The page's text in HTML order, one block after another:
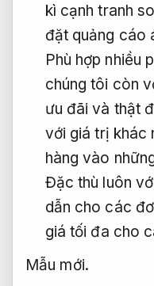
kì cạnh tranh
đặt quảng cáo
Phù hợp nhiều
chúng tôi còn
ưu đãi và thật
với giá trị khác
hàng vào
Đặc thù luôn
dẫn cho các
giá tối đa cho
Mẫu mới.